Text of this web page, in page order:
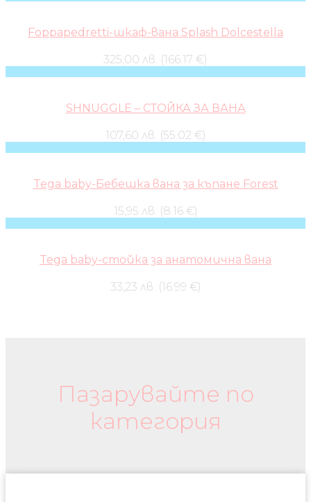
Foppapedretti-шкаф-вана Splash Dolcestella
325,00 лв. (166.17 €)
SHNUGGLE – СТОЙКА ЗА ВАНА
107,60 лв. (55.02 €)
Tega baby-Бебешка вана за къпане Forest
15,95 лв. (8.16 €)
Tega baby-стойка за анатомична вана
33,23 лв. (16.99 €)
Пазарувайте по
категория